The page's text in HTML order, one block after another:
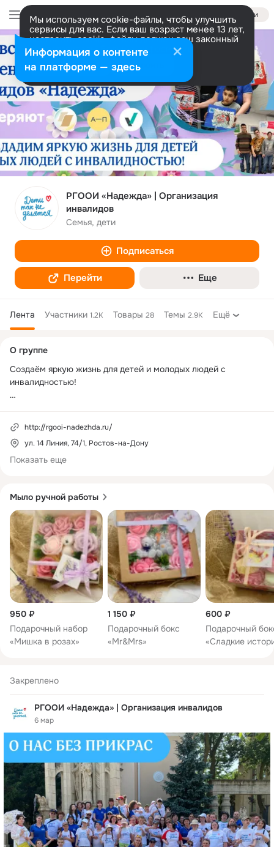
Войти
Мы используем cookie-файлы, чтобы улучшить
сервисы для вас. Если ваш возраст менее 13 лет,
настроить cookie-файлы должен ваш законный
представитель. Больше информации
Разрешить все Настроить
РГООИ «Надежда» | Организация
инвалидов
Семья, дети
Подписаться
Перейти Еще
Лента Участники 1.2K Товары 28 Темы 2.9K Ещё
Мыло ручной работы
950 ₽
Подарочный набор
«Мишка в розах»
1 150 ₽
Подарочный бокс
«Mr&Mrs»
600 ₽
Подарочный
«Сладкие
Закреплено
РГООИ «Надежда» | Организация инвалидов
6 мар
колонка
О группе
Создаём яркую жизнь для детей и молодых людей с
инвалидностью!
«Надежда».
Основана в 1997 году для помощи семьям, воспитывающим
детей/молодых инвалидов до 30 лет с различными
Помочь просто http://rgooi-nadezhda.ru/kak-pomoch1
http://rgooi-nadezhda.ru/
ул. 14 Линия, 74/1, Ростов-на-Дону
Показать еще
Информация о контенте
на платформе — здесь